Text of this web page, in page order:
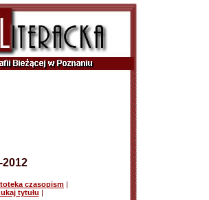
2012
czasopism |
tytułu |